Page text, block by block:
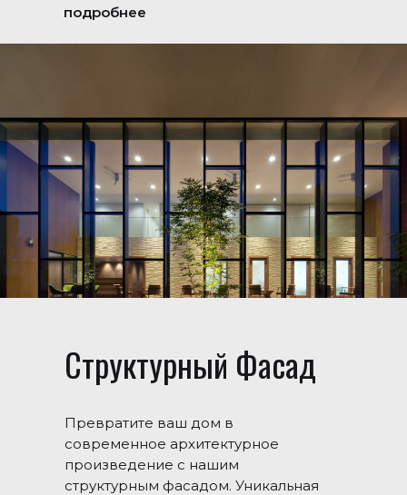
подробнее
Структурный Фасад
Превратите ваш дом в
современное архитектурное
произведение с нашим
структурным фасадом. Уникальная